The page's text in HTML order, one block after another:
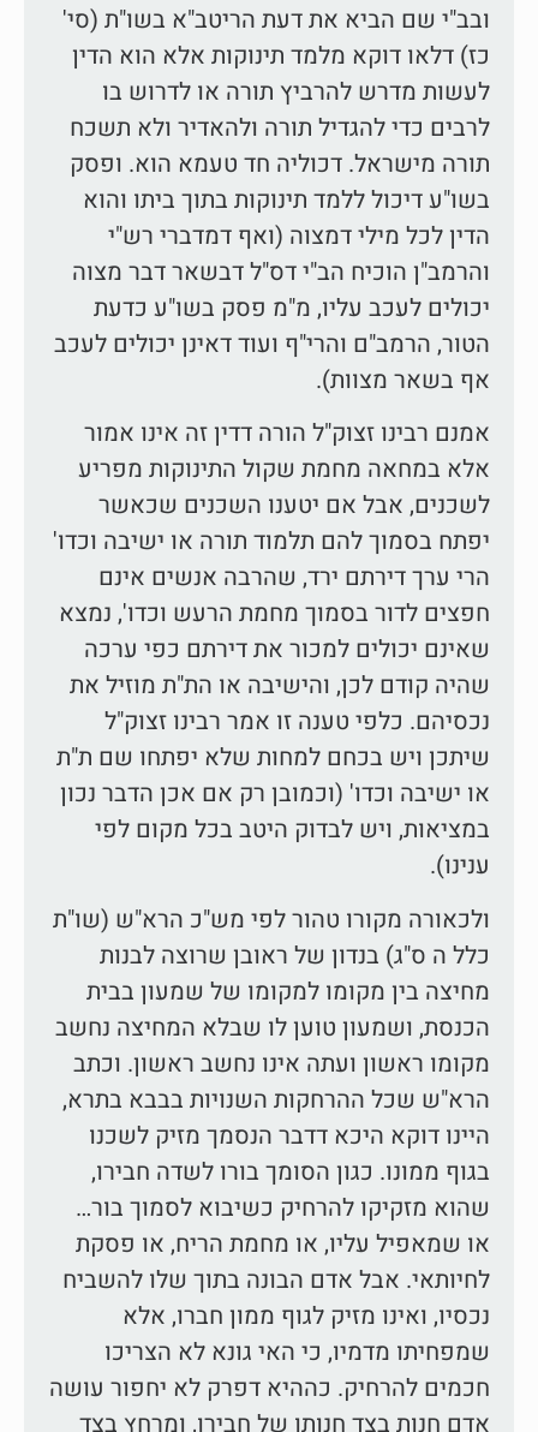
ובב"י שם הביא את דעת הריטב"א בשו"ת (סי'
כז) דלאו דוקא מלמד תינוקות אלא הוא הדין
לעשות מדרש להרביץ תורה או לדרוש בו
לרבים כדי להגדיל תורה ולהאדיר ולא תשכח
תורה מישראל. דכוליה חד טעמא הוא. ופסק
בשו"ע דיכול ללמד תינוקות בתוך ביתו והוא
הדין לכל מילי דמצוה (ואף דמדברי רש"י
והרמב"ן הוכיח הב"י דס"ל דבשאר דבר מצוה
יכולים לעכב עליו, מ"מ פסק בשו"ע כדעת
הטור, הרמב"ם והרי"ף ועוד דאינן יכולים לעכב
אף בשאר מצוות).
אמנם רבינו זצוק"ל הורה דדין זה אינו אמור
אלא במחאה מחמת שקול התינוקות מפריע
לשכנים, אבל אם יטענו השכנים שכאשר
יפתח בסמוך להם תלמוד תורה או ישיבה וכדו'
הרי ערך דירתם ירד, שהרבה אנשים אינם
חפצים לדור בסמוך מחמת הרעש וכדו', נמצא
שאינם יכולים למכור את דירתם כפי ערכה
שהיה קודם לכן, והישיבה או הת"ת מוזיל את
נכסיהם. כלפי טענה זו אמר רבינו זצוק"ל
שיתכן ויש בכחם למחות שלא יפתחו שם ת"ת
או ישיבה וכדו' (וכמובן רק אם אכן הדבר נכון
במציאות, ויש לבדוק היטב בכל מקום לפי
ענינו).
ולכאורה מקורו טהור לפי מש"כ הרא"ש (שו"ת
כלל ה ס"ג) בנדון של ראובן שרוצה לבנות
מחיצה בין מקומו למקומו של שמעון בבית
הכנסת, ושמעון טוען לו שבלא המחיצה נחשב
מקומו ראשון ועתה אינו נחשב ראשון. וכתב
הרא"ש שכל ההרחקות השנויות בבבא בתרא,
היינו דוקא היכא דדבר הנסמך מזיק לשכנו
בגוף ממונו. כגון הסומך בורו לשדה חבירו,
שהוא מזקיקו להרחיק כשיבוא לסמוך בור…
או שמאפיל עליו, או מחמת הריח, או פסקת
לחיותאי. אבל אדם הבונה בתוך שלו להשביח
נכסיו, ואינו מזיק לגוף ממון חברו, אלא
שמפחיתו מדמיו, כי האי גונא לא הצריכו
חכמים להרחיק. כההיא דפרק לא יחפור עושה
אדם חנות בצד חנותו של חבירו, ומרחץ בצד